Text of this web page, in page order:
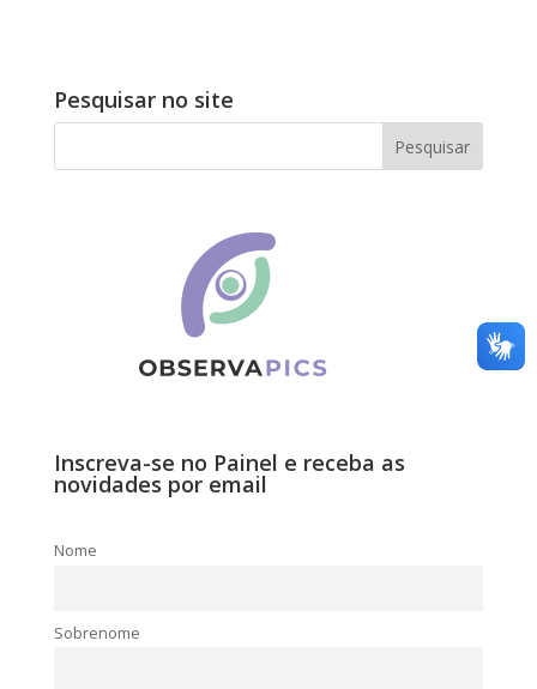
Pesquisar no site
Inscreva-se no Painel e receba as
novidades por email
Nome
Sobrenome